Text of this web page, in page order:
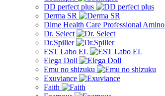
DD perfect plus
Derma SR
Dime Health Care Professional Amino
Dr. Select
Dr.Spiller
EST Labo EL
Elega Doll
Emu no shizuku
Exuviance
Faith